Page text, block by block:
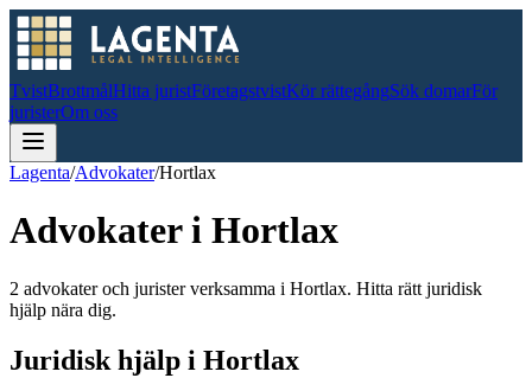
TvistBrottmålHitta juristFöretagstvistKör rättegångSök domarFör
juristerOm oss
Lagenta/Advokater/Hortlax
Advokater i Hortlax
2 advokater och jurister verksamma i Hortlax. Hitta rätt juridisk
hjälp nära dig.
Juridisk hjälp i Hortlax